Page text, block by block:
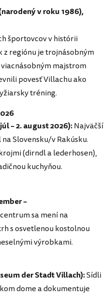
v roku 1986),
športovcov v histórii
z regiónu je trojnásobným
majstrom
povesť Villachu ako
tréning.
– 2. august 2026):Najväčší
Slovensku/v Rakúsku.
(dirndl a lederhosen),
kuchyňou.
–
sa mení na
s osvetlenou kostolnou
výrobkami.
der Stadt Villach):Sídli
dome a dokumentuje